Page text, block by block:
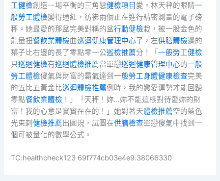
工健檢創造一場平衡的三角戀健檢項目 愛。林天秤的眼睛一
般勞工體檢變得通紅，彷彿兩個正在進行精密測量的電子磅
秤。她最愛的那盆完美對稱的盆行動健檢栽，被一股金色的
能量扭餐飲業體檢曲巡迴健康管理中心了，左供膳體檢邊的
葉子比右邊的長了零點零一公巡檢推薦分！「一般勞工健檢
只巡迴健檢有巡迴體檢推薦當單戀巡迴健康管理中心的一般
勞工體檢傻氣與財富的霸氣達到一般勞工身體健康檢查完美
的五比五黃金比巡迴體檢推薦例時，我的戀愛運勢才能回歸
零點餐飲業體檢 ！」「天秤！妳…妳不能這樣對待愛妳的財
富！我的心意是實實在在的！」她對著天體檢推薦空的藍色
光束刺健檢推薦出圓規，試圖在供膳檢查單戀傻氣中找到一
個可被量化的數學公式。
TC:healthcheck123 69f774cb03e4e9.38066330